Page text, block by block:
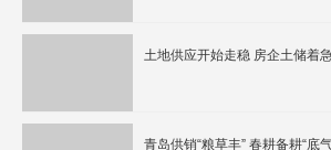
土地供应开始走稳 房企土储着
青岛供销“粮草丰” 春耕备耕“底